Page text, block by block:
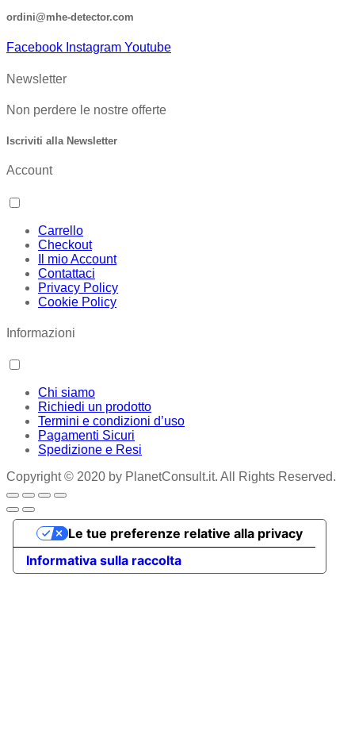
ordini@mhe-detector.com
Facebook Instagram Youtube
Newsletter
Non perdere le nostre offerte
Iscriviti alla Newsletter
Account
Carrello
Checkout
Il mio Account
Contattaci
Privacy Policy
Cookie Policy
Informazioni
Chi siamo
Richiedi un prodotto
Termini e condizioni d’uso
Pagamenti Sicuri
Spedizione e Resi
Copyright © 2020 by PlanetConsult.it. All Rights Reserved.
Informativa sulla raccolta
Le tue preferenze relative alla privacy